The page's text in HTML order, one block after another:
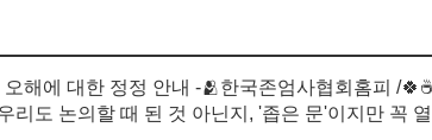
해에 대한 정정 안내 -🫂한국존엄사협회홈피 /
리도 논의할 때 된 것 아닌지, '좁은 문'이지만 꼭